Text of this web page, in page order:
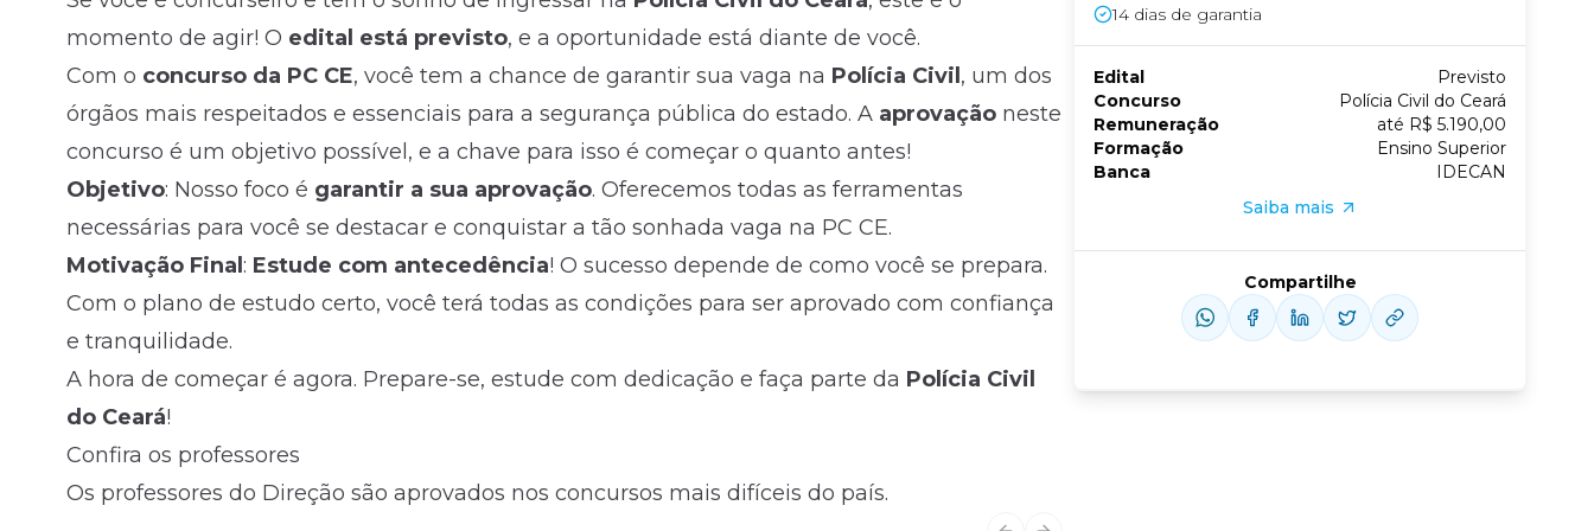
momento de agir! O edital está previsto, e a oportunidade está diante de você.
Com o concurso da PC CE, você tem a chance de garantir sua vaga na Polícia Civil , um dos
órgãos mais respeitados e essenciais para a segurança pública do estado. A aprovação neste
concurso é um objetivo possível, e a chave para isso é começar o quanto antes!
Objetivo: Nosso foco é garantir a sua aprovação. Oferecemos todas as ferramentas
necessárias para você se destacar e conquistar a tão sonhada vaga na PC CE.
Motivação Final : Estude com antecedência! O sucesso depende de como você se prepara.
Com o plano de estudo certo, você terá todas as condições para ser aprovado com confiança
e tranquilidade.
A hora de começar é agora. Prepare-se, estude com dedicação e faça parte da Polícia Civil
do Ceará!
Confira os professores
Os professores do Direção são aprovados nos concursos mais difíceis do país.
14 dias de garantia
Edital
Previsto
Concurso
Polícia Civil do Ceará
Remuneração
até R$ 5.190,00
Formação
Ensino Superior
Banca
IDECAN
Saiba mais
Compartilhe